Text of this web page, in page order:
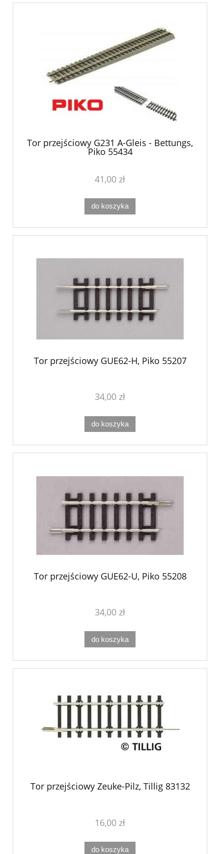
Tor przejściowy G231 A-Gleis - Bettungs,
Piko 55434
41,00 zł
do koszyka
Tor przejściowy GUE62-H, Piko 55207
34,00 zł
do koszyka
Tor przejściowy GUE62-U, Piko 55208
34,00 zł
do koszyka
Tor przejściowy Zeuke-Pilz, Tillig 83132
16,00 zł
do koszyka